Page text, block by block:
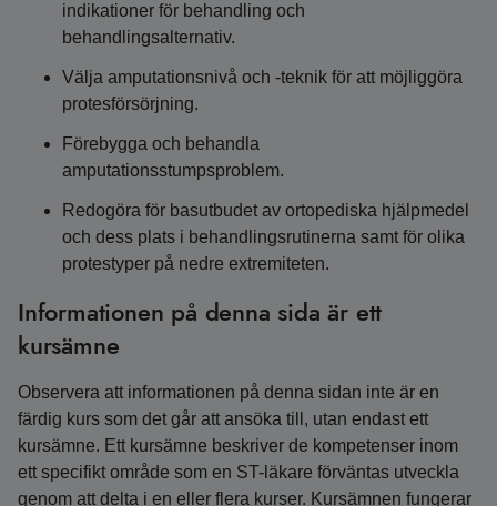
indikationer för behandling och
behandlingsalternativ.
Välja amputationsnivå och -teknik för att möjliggöra
protesförsörjning.
Förebygga och behandla
amputationsstumpsproblem.
Redogöra för basutbudet av ortopediska hjälpmedel
och dess plats i behandlingsrutinerna samt för olika
protestyper på nedre extremiteten.
Informationen på denna sida är ett
kursämne
Observera att informationen på denna sidan inte är en
färdig kurs som det går att ansöka till, utan endast ett
kursämne. Ett kursämne beskriver de kompetenser inom
ett specifikt område som en ST-läkare förväntas utveckla
genom att delta i en eller flera kurser. Kursämnen fungerar